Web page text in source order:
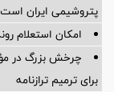
پتروشیمی ایران است
امکان استعلام
برای ترمیم ترازنامه